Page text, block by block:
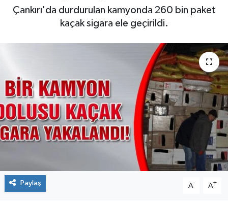
Çankırı'da durdurulan kamyonda 260 bin paket
kaçak sigara ele geçirildi.
Paylaş A- A+
SAĞLIK
YAŞAM
ÇEVRE
İLÇELER
KÜLTÜR
Süper Lig Puan Durumu ve Fikstür
Haber Arşivi